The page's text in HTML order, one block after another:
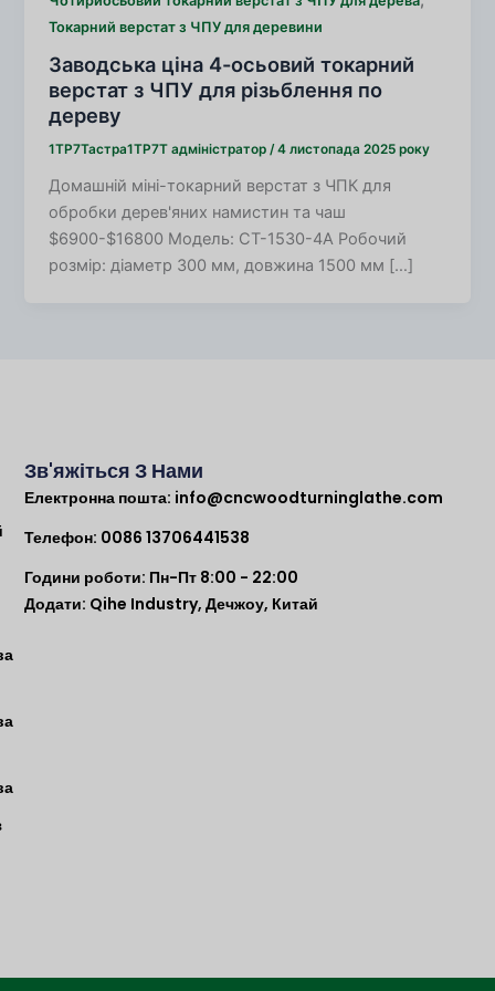
Токарний верстат з ЧПУ для деревини
Заводська ціна 4-осьовий токарний
верстат з ЧПУ для різьблення по
дереву
1TP7Тастра1TP7Т адміністратор/4 листопада 2025 року
Домашній міні-токарний верстат з ЧПК для
обробки дерев'яних намистин та чаш
$6900-$16800 Модель: CT-1530-4A Робочий
розмір: діаметр 300 мм, довжина 1500 мм […]
Зв'яжіться З Нами
Електронна пошта: info@cncwoodturninglathe.com
Телефон: 0086 13706441538
Години роботи: Пн-Пт 8:00 - 22:00
Додати: Qihe Industry, Дечжоу, Китай